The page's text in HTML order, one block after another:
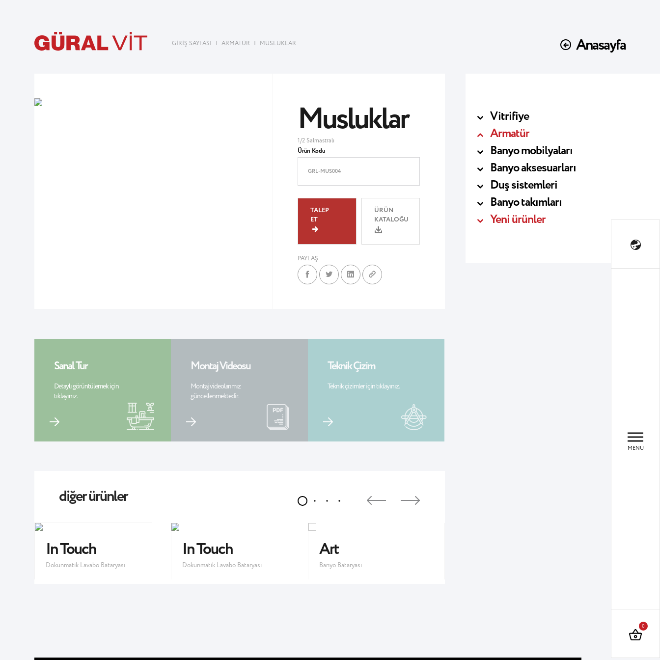
MENU
0
GİRİŞ SAYFASI | ARMATÜR | MUSLUKLAR Anasayfa
Vitrifiye
Armatür
Banyo mobilyaları
Banyo aksesuarları
Duş sistemleri
Banyo takımları
Yeni ürünler
Musluklar
1/2 Salmastralı
Ürün Kodu
GRL-MUS004
TALEP
ET
ÜRÜN
KATALOĞU
PAYLAŞ
Sanal Tur
Detaylı görüntülemek için
tıklayınız.
Montaj Videosu
Montaj videolarımız
güncellenmektedir.
Teknik Çizim
Teknik çizimler için tıklayınız.
diğer ürünler
In Touch
Dokunmatik Lavabo Bataryası
In Touch
Dokunmatik Lavabo Bataryası
Art
Banyo Bataryası